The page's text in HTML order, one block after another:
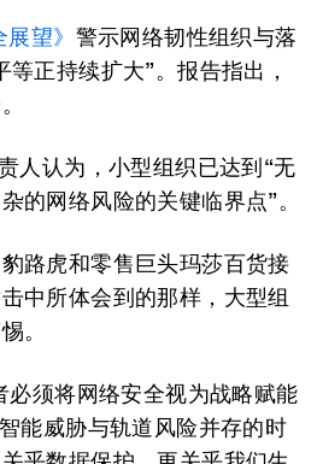
望》 警示网络韧性组织与落
等正持续扩大”。报告指出，
人认为，小型组织已达到“无
的网络风险的关键临界点”。
路虎和零售巨头玛莎百货接
中所体会到的那样，大型组
。
必须将网络安全视为战略赋能
能威胁与轨道风险并存的时